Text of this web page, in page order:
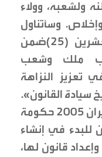
ولشعبه، وولاء
وسأتناول
هنا في المقال الخامس والعشرين (25)ضمن
ملك وشعب
تعزيز النزاهة
سيادة القانون».
لقد وجه جلالة سيدنا في 26 حزيران 2005 حكومة
للبدء في إنشاء
قانون لها،